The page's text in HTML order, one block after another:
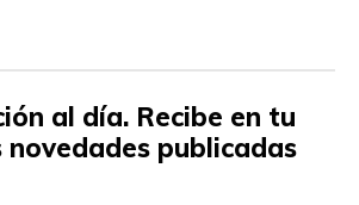
al día. Recibe en tu
novedades publicadas